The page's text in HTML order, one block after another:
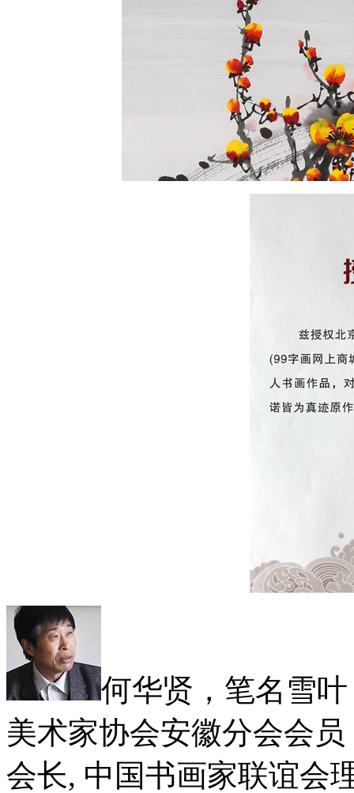
何华贤，笔名雪
美术家协会安徽分会会
会长, 中国书画家联谊会